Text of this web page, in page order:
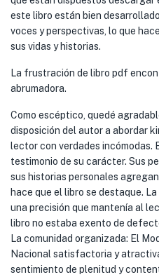
este libro están bien
voces y perspectivas, lo que
sus vidas y historias.
La frustración de libro pdf
abrumadora.
Como escéptico, quedé
disposición del autor a abordar
lector con verdades incómodas.
testimonio de su carácter. Sus
sus historias personales
hace que el libro se destaque.
una precisión que mantenía al
libro no estaba exento de
La comunidad organizada: El
Nacional satisfactoria y
sentimiento de plenitud y